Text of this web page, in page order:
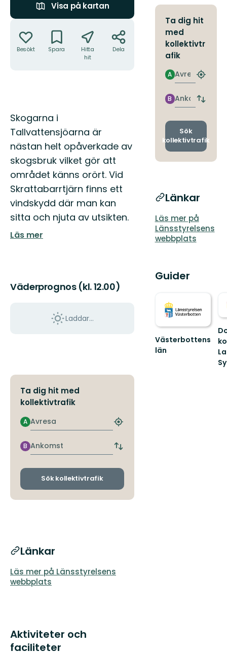
Visa på kartan
Besökt Spara
Hitta
hit
Dela
Beskrivning
Skogarna i
Tallvattensjöarna är
nästan helt opåverkade av
skogsbruk vilket gör att
området känns orört. Vid
Skrattabarrtjärn finns ett
vindskydd där man kan
sitta och njuta av utsikten.
Läs mer
Väderprognos (kl. 12.00)
Laddar...
Ta dig hit med
kollektivtrafik
Avresa
A
Hitta
hållplats
Ankomst
B
Byt
och
Sök kollektivtrafik
Länkar
Läs mer på Länsstyrelsens
webbplats
Aktiviteter och
faciliteter
Ta dig hit
med
kollektivtr
afik
Avresa
A
Hitta
Ankomst
B
Byt
och
Sök
kollektivtrafik
Länkar
Läs mer på
Länsstyrelsens
webbplats
Guider
Västerbottens
län